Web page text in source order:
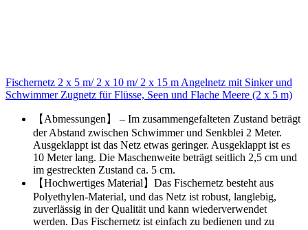
Fischernetz 2 x 5 m/ 2 x 10 m/ 2 x 15 m Angelnetz mit Sinker und
Schwimmer Zugnetz für Flüsse, Seen und Flache Meere (2 x 5 m)
【Abmessungen】 – Im zusammengefalteten Zustand beträgt
der Abstand zwischen Schwimmer und Senkblei 2 Meter.
Ausgeklappt ist das Netz etwas geringer. Ausgeklappt ist es
10 Meter lang. Die Maschenweite beträgt seitlich 2,5 cm und
im gestreckten Zustand ca. 5 cm.
【Hochwertiges Material】Das Fischernetz besteht aus
Polyethylen-Material, und das Netz ist robust, langlebig,
zuverlässig in der Qualität und kann wiederverwendet
werden. Das Fischernetz ist einfach zu bedienen und zu